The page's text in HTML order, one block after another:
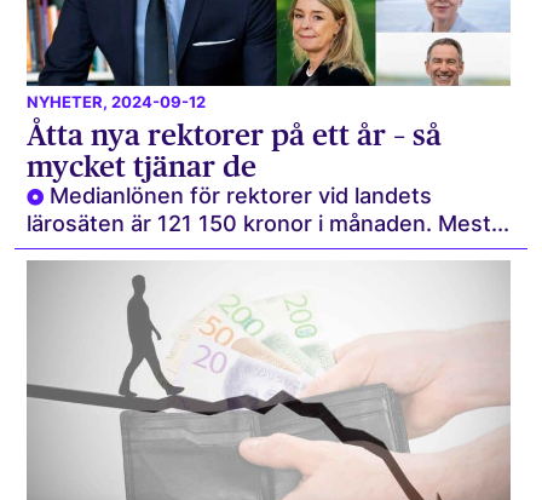
NYHETER, 2024-09-12
Åtta nya rektorer på ett år – så
mycket tjänar de
Medianlönen för rektorer vid landets
lärosäten är 121 150 kronor i månaden. Mest...